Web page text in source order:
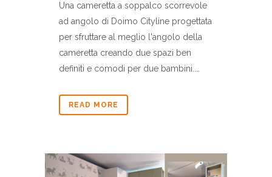
Una cameretta a soppalco scorrevole
ad angolo di Doimo Cityline progettata
per sfruttare al meglio l'angolo della
cameretta creando due spazi ben
definiti e comodi per due bambini....
READ MORE